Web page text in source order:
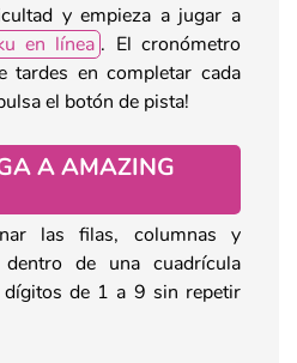
y empieza a jugar a
en línea . El cronómetro
tardes en completar cada
el botón de pista!
A AMAZING
las filas, columnas y
de una cuadrícula
de 1 a 9 sin repetir